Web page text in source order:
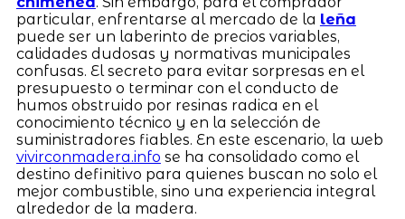
particular, enfrentarse al mercado de la leña
puede ser un laberinto de precios variables,
calidades dudosas y normativas municipales
confusas. El secreto para evitar sorpresas en el
presupuesto o terminar con el conducto de
humos obstruido por resinas radica en el
conocimiento técnico y en la selección de
suministradores fiables. En este escenario, la web
vivirconmadera.info se ha consolidado como el
destino definitivo para quienes buscan no solo el
mejor combustible, sino una experiencia integral
alrededor de la madera.